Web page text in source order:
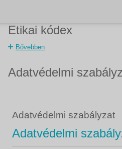
Etikai kódex
Bővebben
Adatvédelmi
Adatvédelmi szabályzat
Adatvédelmi